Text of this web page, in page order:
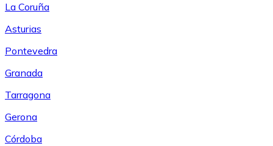
La Coruña
Asturias
Pontevedra
Granada
Tarragona
Gerona
Córdoba